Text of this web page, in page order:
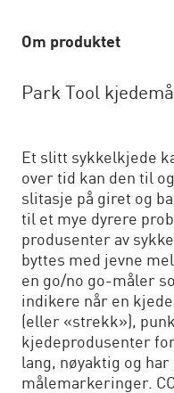
Om produktet
Park Tool
Et slitt sykkelkjede
over tid kan den til
slitasje på giret og
til et mye dyrere
produsenter av
byttes med jevne
en go/no go-måler
indikere når en kjede
(eller «strekk»),
kjedeprodusenter
lang, nøyaktig og
målemarkeringer.